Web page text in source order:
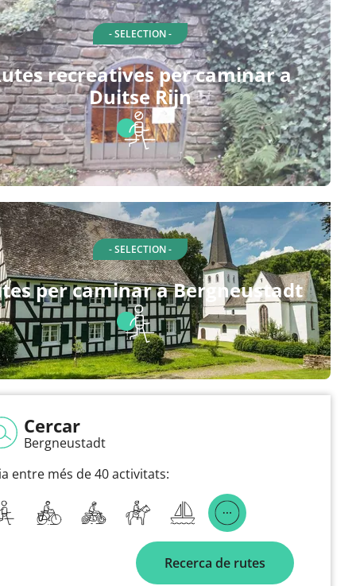
- SELECTION -
recreatives per caminar a
Duitse Rijn
- SELECTION -
per caminar a Bergneustadt
Cercar
Bergneustadt
entre més de 40 activitats:
Recerca de rutes